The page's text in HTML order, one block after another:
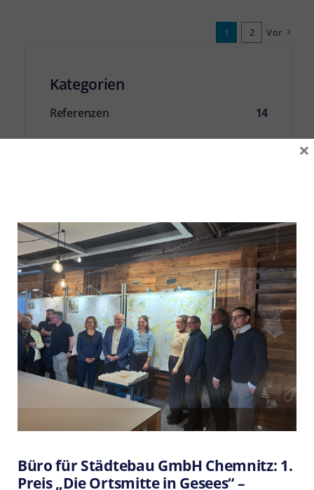
1 2 Vor
Kategorien
Referenzen 14
Kulturhauptstadtjahres
Büro für Städtebau GmbH Chemnitz: 1.
Preis „Die Ortsmitte in Gesees“ –
×